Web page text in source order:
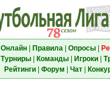
Онлайн| Правила| Опросы|
Турниры| Команды| Игроки|
Рейтинги| Форум Чат|